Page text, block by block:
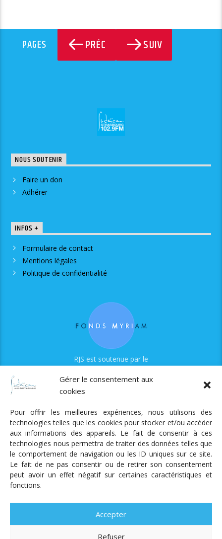
Gérer le consentement aux
cookies
Pour offrir les meilleures expériences, nous utilisons des
technologies telles que les cookies pour stocker et/ou accéder
aux informations des appareils. Le fait de consentir à ces
technologies nous permettra de traiter des données telles que
le comportement de navigation ou les ID uniques sur ce site.
Le fait de ne pas consentir ou de retirer son consentement
peut avoir un effet négatif sur certaines caractéristiques et
fonctions.
Accepter
Refuser
PAGES PRÉC SUIV
NOUS SOUTENIR
Faire un don
Adhérer
INFOS +
Formulaire de contact
Mentions légales
Politique de confidentialité
RJS est soutenue par le
Radio Judaica Strasbourg
Tous droits réservés
RADIO JUDAÏCA
ÉMISSIONS ET GRILLE DES PROGRAMMES
PODCASTS
UN DON
ADHÉRER MENTIONS LÉGALES
RÉAL.